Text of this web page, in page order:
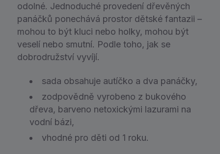
odolné. Jednoduché provedení dřevěných
panáčků ponechává prostor dětské fantazii –
mohou to být kluci nebo holky, mohou být
veselí nebo smutní. Podle toho, jak se
dobrodružství vyvíjí.
sada obsahuje autíčko a dva panáčky,
zodpovědně vyrobeno z bukového
dřeva, barveno netoxickými lazurami na
vodní bázi,
vhodné pro děti od 1 roku.